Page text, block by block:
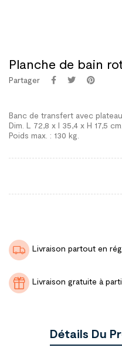
Planche de bain
Partager
Banc de transfert avec
Dim. L 72,8 x l 35,4 x H 17,5 cm.
Poids max. : 130 kg.
Livraison partout en
Livraison gratuite à
Détails Du